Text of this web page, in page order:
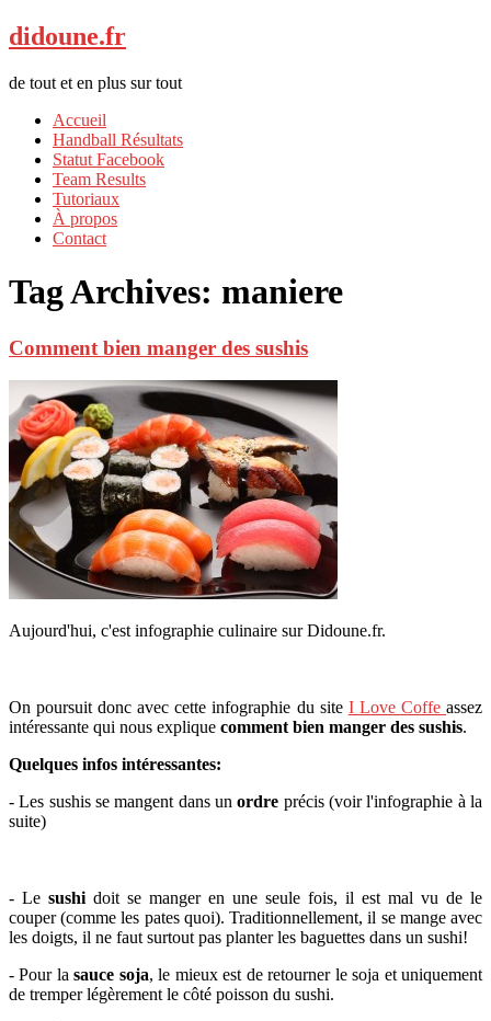
didoune.fr
de tout et en plus sur tout
Accueil
Handball Résultats
Statut Facebook
Team Results
Tutoriaux
À propos
Contact
Tag Archives: maniere
Comment bien manger des sushis
Aujourd'hui, c'est infographie culinaire sur Didoune.fr.
On poursuit donc avec cette infographie du site I Love Coffeassez
intéressante qui nous explique comment bien manger des sushis.
Quelques infos intéressantes:
- Les sushis se mangent dans unordre précis (voir l'infographie à la
suite)
- Le sushidoit se manger en une seule fois, il est mal vu de le
couper (comme les pates quoi). Traditionnellement, il se mange avec
les doigts, il ne faut surtout pas planter les baguettes dans un sushi!
- Pour lasauce soja, le mieux est de retourner le soja et uniquement
de tremper légèrement le côté poisson du sushi.